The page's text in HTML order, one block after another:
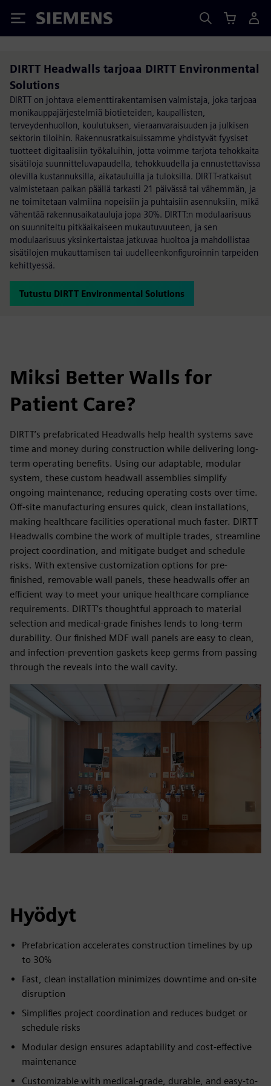
Siemens
DIRTT Headwalls tarjoaa DIRTT Environmental
Solutions
DIRTT on johtava elementtirakentamisen valmistaja, joka tarjoaa
monikauppajärjestelmiä biotieteiden, kaupallisten,
terveydenhuollon, koulutuksen, vieraanvaraisuuden ja julkisen
sektorin tiloihin. Rakennusratkaisuissamme yhdistyvät fyysiset
tuotteet digitaalisiin työkaluihin, jotta voimme tarjota tehokkaita
sisätiloja suunnitteluvapaudella, tehokkuudella ja ennustettavissa
olevilla kustannuksilla, aikatauluilla ja tuloksilla. DIRTT-ratkaisut
valmistetaan paikan päällä tarkasti 21 päivässä tai vähemmän, ja
ne toimitetaan valmiina nopeisiin ja puhtaisiin asennuksiin, mikä
vähentää rakennusaikatauluja jopa 30%. DIRTT:n modulaarisuus
on suunniteltu pitkäaikaiseen mukautuvuuteen, ja sen
modulaarisuus yksinkertaistaa jatkuvaa huoltoa ja mahdollistaa
sisätilojen mukauttamisen tai uudelleenkonfiguroinnin tarpeiden
kehittyessä.
Tutustu DIRTT Environmental Solutions
Miksi Better Walls for
Patient Care?
DIRTT’s prefabricated Headwalls help health systems save
time and money during construction while delivering long-
term operating benefits. Using our adaptable, modular
system, these custom headwall assemblies simplify
ongoing maintenance, reducing operating costs over time.
Off-site manufacturing ensures quick, clean installations,
making healthcare facilities operational much faster. DIRTT
Headwalls combine the work of multiple trades, streamline
project coordination, and mitigate budget and schedule
risks. With extensive customization options for pre-
finished, removable wall panels, these headwalls offer an
efficient way to meet your unique healthcare compliance
requirements. DIRTT’s thoughtful approach to material
selection and medical-grade finishes lends to long-term
durability. Our finished MDF wall panels are easy to clean,
and infection-prevention gaskets keep germs from passing
through the reveals into the wall cavity.
Hyödyt
Prefabrication accelerates construction timelines by up
to 30%
Fast, clean installation minimizes downtime and on-site
disruption
Simplifies project coordination and reduces budget or
schedule risks
Modular design ensures adaptability and cost-effective
maintenance
Customizable with medical-grade, durable, and easy-to-